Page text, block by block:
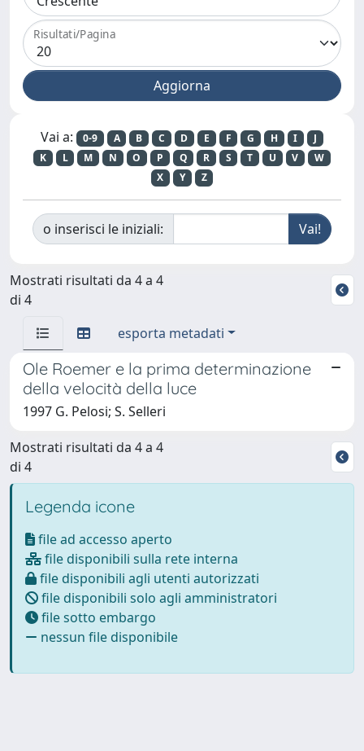
Risultati/Pagina
Vai a: 0-9 A B C D E F G H I
J
K
L M N O P Q R S T U V
W
X
Y Z
o inserisci le iniziali:
Mostrati risultati da 4 a 4
di 4
esporta metadati
Ole Roemer e la prima determinazione
della velocità della luce
1997 G. Pelosi; S. Selleri
Mostrati risultati da 4 a 4
di 4
Legenda icone
file ad accesso aperto
file disponibili sulla rete interna
file disponibili agli utenti autorizzati
file disponibili solo agli amministratori
file sotto embargo
nessun file disponibile